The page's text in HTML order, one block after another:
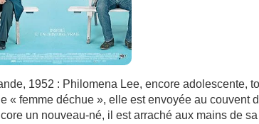
1952 : Philomena Lee, encore adolescente,
« femme déchue », elle est envoyée au couvent
un nouveau-né, il est arraché aux mains de